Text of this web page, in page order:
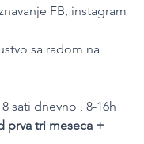
FB, instagram
sa radom na
8 sati dnevno , 8-16h
prva tri meseca +